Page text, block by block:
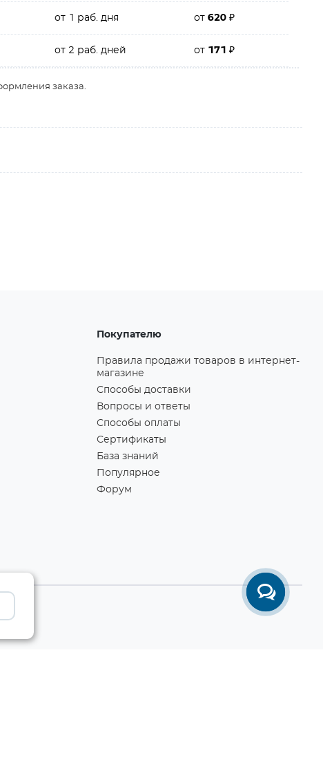
от 1 раб. дня от620₽
от 2 раб. дней от 171₽
заказа.
Покупателю
Правила продажи товаров в интернет-
магазине
Способы доставки
Вопросы и ответы
Способы оплаты
Сертификаты
База знаний
Популярное
Форум